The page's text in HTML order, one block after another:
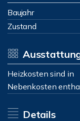
Baujahr
Zustand
Heizkosten sind in
Nebenkosten
Details